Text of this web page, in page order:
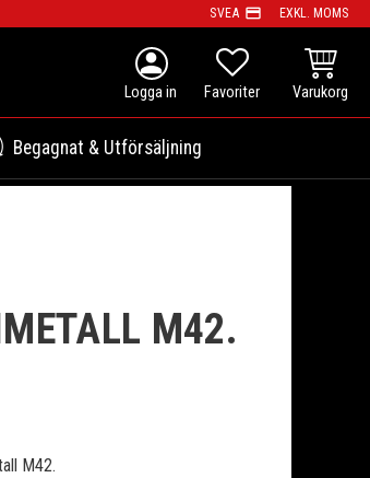
SVEA payment EXKL. MOMS
person
FAVORITER
Begagnat & Utförsäljning
M42.
M42.